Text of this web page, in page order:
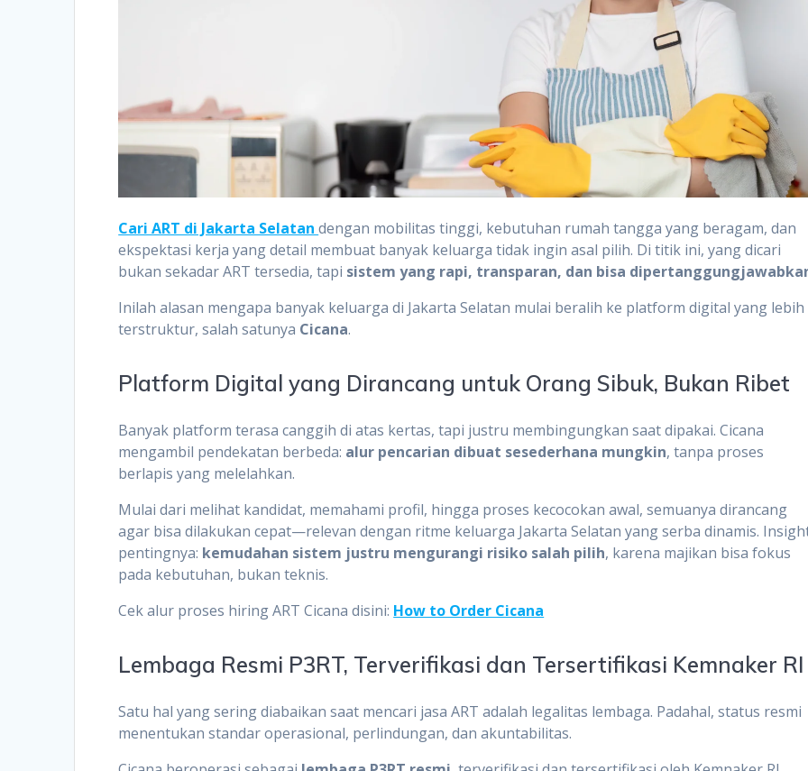
Cari ART di Jakarta Selatandengan mobilitas tinggi, kebutuhan rumah tangga yang beragam, dan
ekspektasi kerja yang detail membuat banyak keluarga tidak ingin asal pilih. Di titik ini, yang dicari
bukan sekadar ART tersedia, tapi sistem yang rapi, transparan, dan bisa
Inilah alasan mengapa banyak keluarga di Jakarta Selatan mulai beralih ke platform digital yang lebih
terstruktur, salah satunya Cicana.
Platform Digital yang Dirancang untuk Orang Sibuk, Bukan Ribet
Banyak platform terasa canggih di atas kertas, tapi justru membingungkan saat dipakai. Cicana
mengambil pendekatan berbeda: alur pencarian dibuat sesederhana mungkin, tanpa proses
berlapis yang melelahkan.
Mulai dari melihat kandidat, memahami profil, hingga proses kecocokan awal, semuanya dirancang
agar bisa dilakukan cepat—relevan dengan ritme keluarga Jakarta Selatan yang serba dinamis.
pentingnya: kemudahan sistem justru mengurangi risiko salah pilih, karena majikan bisa fokus
pada kebutuhan, bukan teknis.
Cek alur proses hiring ART Cicana disini: How to Order Cicana
Lembaga Resmi P3RT, Terverifikasi dan Tersertifikasi Kemnaker RI
Satu hal yang sering diabaikan saat mencari jasa ART adalah legalitas lembaga. Padahal, status resmi
menentukan standar operasional, perlindungan, dan akuntabilitas.